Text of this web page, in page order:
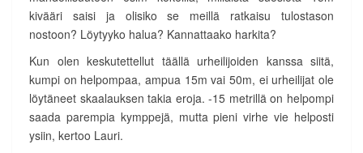
kivääri saisi ja olisiko se meillä ratkaisu tulostason
nostoon? Löytyyko halua? Kannattaako harkita?
Kun olen keskutettellut täällä urheilijoiden kanssa siitä,
kumpi on helpompaa, ampua 15m vai 50m, ei urheilijat ole
löytäneet skaalauksen takia eroja. -15 metrillä on helpompi
saada parempia kymppejä, mutta pieni virhe vie helposti
ysiin, kertoo Lauri.